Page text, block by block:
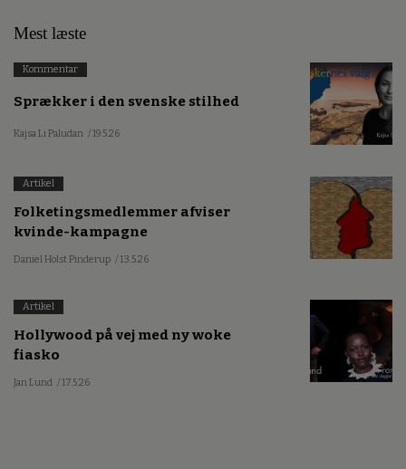
Mest læste
Kommentar
Sprækker i den svenske stilhed
Kajsa Li Paludan / 19.5.26
Artikel
Folketingsmedlemmer afviser
kvinde-kampagne
Daniel Holst Pinderup / 13.5.26
Artikel
Hollywood på vej med ny woke
fiasko
Jan Lund / 17.5.26